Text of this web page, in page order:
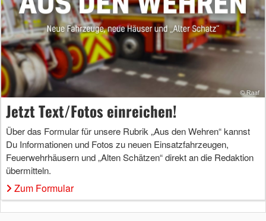
Jetzt Text/Fotos einreichen!
Über das Formular für unsere Rubrik „Aus den Wehren“ kannst
Du Informationen und Fotos zu neuen Einsatzfahrzeugen,
Feuerwehrhäusern und „Alten Schätzen“ direkt an die Redaktion
übermitteln.
Zum Formular